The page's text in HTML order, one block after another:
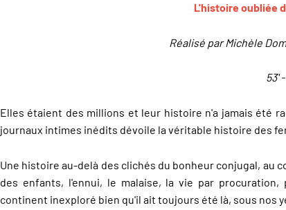
L'histoire oubliée
Réalisé par Michèle
53'
Elles étaient des millions et leur histoire n'a jamais été
journaux intimes inédits dévoile la véritable histoire des
Une histoire au-delà des clichés du bonheur conjugal, au
des enfants, l'ennui, le malaise, la vie par
continent inexploré bien qu'il ait toujours été là, sous nos